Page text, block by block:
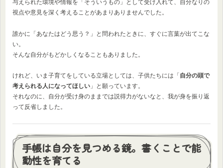
与えられた環境や情報を「そういうもの」として受け入れて、自分なりの
視点や意見を深く考えることがあまりありませんでした。
誰かに「あなたはどう思う？」と問われたときに、すぐに言葉が出てこな
い。
そんな自分がもどかしくなることもありました。
けれど、いま子育てをしている立場としては、子供たちには「 自分の頭で
考えられる人になってほしい 」と願っています。
それなのに、自分が受け身のままでは説得力がないなと、我が身を振り返
って反省しました。
手帳は自分を見つめる鏡。書くことで能
動性を育てる